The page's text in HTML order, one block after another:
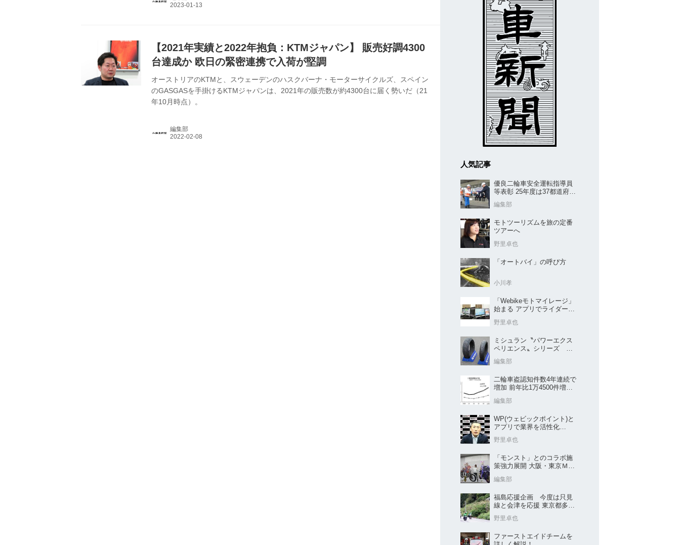
ラスが活況」とのことだ。 それでは同社が手掛ける3ブランドについて、22年の振り返
【2021年実績と2022年抱負：KTMジャパン】 販売好調4300
台達成か 欧日の緊密連携で入荷が堅調
オーストリアのKTMと、スウェーデンのハスクバーナ・モーターサイクルズ、スペイン
のGASGASを手掛けるKTMジャパンは、2021年の販売数が約4300台に届く勢いだ（21
年10月時点）。
編集部
人気記事
優良二輪車安全運転指導員
等表彰 25年度は37都道府県
編集部
モトツーリズムを旅の定番
ツアーへ
野里卓也
「オートバイ」の呼び方
小川孝
「Webikeモトマイレージ」
始まる アプリでライダーと
野里卓也
ミシュラン〝パワーエクス
ペリエンス〟シリーズ
売
編集部
二輪車盗認知件数4年連続で
増加 前年比1万4500件増／
編集部
WP(ウェビックポイント)と
アプリで業界を活性化
野里卓也
「モンスト」とのコラボ施
策強力展開 大阪・東京ＭＣ
編集部
福島応援企画 今度は只見
線と会津を応援 東京都多摩
野里卓也
ファーストエイドチームを